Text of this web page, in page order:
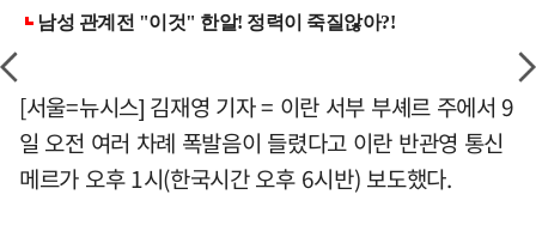
[서울=뉴시스] 김재영 기자 = 이란 서부 부셰르 주에서 9
일 오전 여러 차례 폭발음이 들렸다고 이란 반관영 통신
메르가 오후 1시(한국시간 오후 6시반) 보도했다.